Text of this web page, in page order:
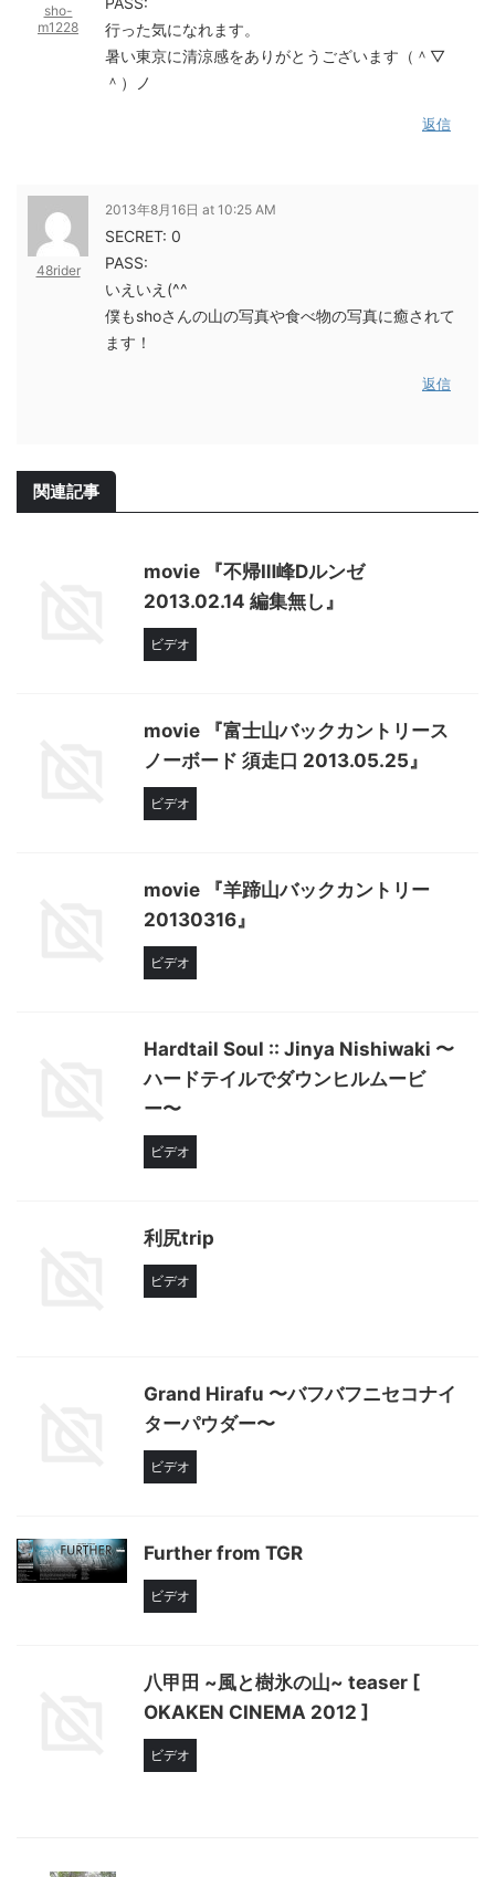
sho-
m1228
行った気になれます。
暑い東京に清涼感をありがとうございます（＾▽
＾）ノ
返信
48rider
2013年8月16日 at 10:25 AM
SECRET: 0
PASS:
いえいえ(^^
僕もshoさんの山の写真や食べ物の写真に癒されて
ます！
返信
関連記事
movie 『不帰Ⅲ峰Dルンゼ
2013.02.14 編集無し』
ビデオ
movie 『富士山バックカントリース
ノーボード 須走口 2013.05.25』
ビデオ
movie 『羊蹄山バックカントリー
20130316』
ビデオ
Hardtail Soul :: Jinya Nishiwaki 〜
ハードテイルでダウンヒルムービ
ー〜
ビデオ
利尻trip
ビデオ
Grand Hirafu 〜バフバフニセコナイ
ターパウダー〜
ビデオ
Further from TGR
ビデオ
八甲田 ~風と樹氷の山~ teaser [
OKAKEN CINEMA 2012 ]
ビデオ